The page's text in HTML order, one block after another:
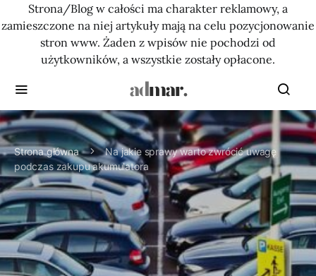
Strona/Blog w całości ma charakter reklamowy, a
zamieszczone na niej artykuły mają na celu pozycjonowanie
stron www. Żaden z wpisów nie pochodzi od
użytkowników, a wszystkie zostały opłacone.
Strona główna
Na jakie sprawy warto zwrócić uwagę
podczas zakupu akumulatora